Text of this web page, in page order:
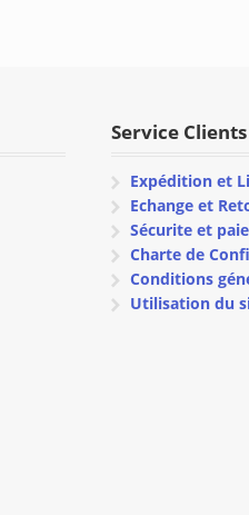
Service Clients
Expédition et
Echange et
Sécurite et
Charte de
Conditions
Utilisation du